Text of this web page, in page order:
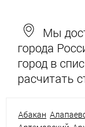
Мы
города
город в
расчитать
Абакан